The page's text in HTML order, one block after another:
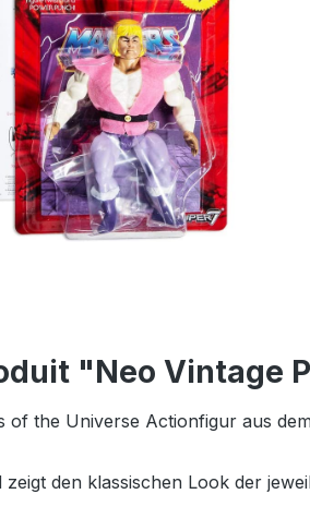
"Neo Vintage
of the Universe Actionfigur aus
den klassischen Look der